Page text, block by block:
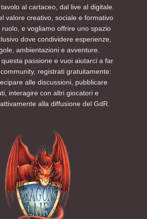
di nota per i membri di D'L che
parteciparvi è il padiglione
Tenda dei Giochi (The Riddle Pit).
è dedicata alle attività di gioco,
e neofiti potranno cimentarsi in
multi-tavolo, partecipare a workshop
provare nuovi giochi in apposite
dimostrative, chiacchierare e
alla fine.
informazioni consultate la
FAQ di questo evento. Per esigenze
è possibile contattarci tramite i
social.
l’ora di vedervi lì.
a tirare l’iniziativa: tra tortelli,
e oscurità… la missione sta per
UN POSTO AL TAVOLO SUL NOSTRO
futuri, seguite AETERNIS sui social e
per ricevere le notifiche di
delle nuove iscrizioni.
al cartaceo, dal live al digitale.
valore creativo, sociale e formativo
ruolo, e vogliamo offrire uno spazio
dove condividere esperienze,
ambientazioni e avventure.
questa passione e vuoi aiutarci a far
registrati gratuitamente:
alle discussioni, pubblicare
interagire con altri giocatori e
alla diffusione del GdR.